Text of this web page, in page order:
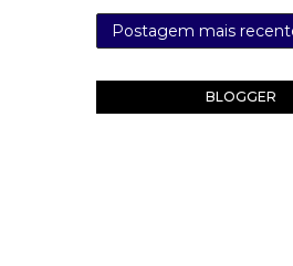
Postagem mais
BLOGGER